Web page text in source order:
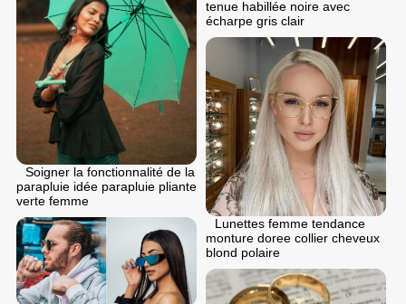
tenue habillée noire avec
écharpe gris clair
Soigner la fonctionnalité de la
parapluie idée parapluie pliante
verte femme
Lunettes femme tendance
monture doree collier cheveux
blond polaire